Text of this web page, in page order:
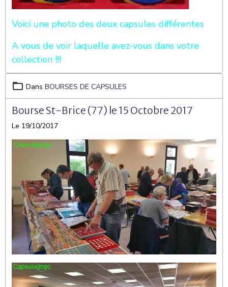
Voici une photo des deux capsules différentes
A vous de voir laquelle avez-vous dans votre
collection !!!
Dans BOURSES DE CAPSULES
Bourse St-Brice (77) le 15 Octobre 2017
Le 19/10/2017